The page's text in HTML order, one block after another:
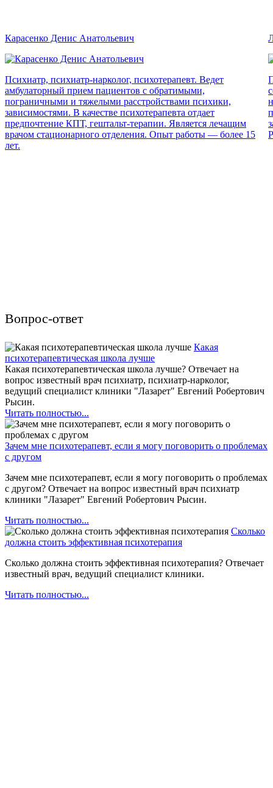
Карасенко Денис Анатольевич
Психиатр, психиатр-нарколог, психотерапевт. Ведет
амбулаторный прием пациентов с обратимыми,
пограничными и тяжелыми расстройствами психики,
зависимостями. В качестве психотерапевта отдает
предпочтение КПТ, гештальт-терапии. Является лечащим
врачом стационарного отделения. Опыт работы — более 15
лет.
Вопрос-ответ
Какая
психотерапевтическая школа лучше
Какая психотерапевтическая школа лучше? Отвечает на
вопрос известный врач психиатр, психиатр-нарколог,
ведущий специалист клиники "Лазарет" Евгений Робертович
Рысин.
Читать полностью...
Зачем мне психотерапевт, если я могу поговорить о проблемах
с другом
Зачем мне психотерапевт, если я могу поговорить о проблемах
с другом? Отвечает на вопрос известный врач психиатр
клиники "Лазарет" Евгений Робертович Рысин.
Читать полностью...
Сколько
должна стоить эффективная психотерапия
Сколько должна стоить эффективная психотерапия? Отвечает
известный врач, ведущий специалист клиники.
Читать полностью...